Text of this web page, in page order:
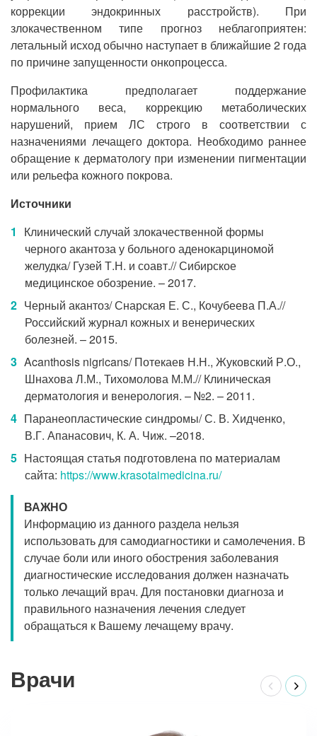
коррекции эндокринных расстройств). При
злокачественном типе прогноз неблагоприятен:
летальный исход обычно наступает в ближайшие 2 года
по причине запущенности онкопроцесса.
Профилактика предполагает поддержание
нормального веса, коррекцию метаболических
нарушений, прием ЛС строго в соответствии с
назначениями лечащего доктора. Необходимо раннее
обращение к дерматологу при изменении пигментации
или рельефа кожного покрова.
Источники
Клинический случай злокачественной формы
черного акантоза у больного аденокарциномой
желудка/ Гузей Т.Н. и соавт.// Сибирское
медицинское обозрение. – 2017.
Черный акантоз/ Снарская Е. С., Кочубеева П.А.//
Российский журнал кожных и венерических
болезней. – 2015.
Acanthosis nigricans/ Потекаев Н.Н., Жуковский Р.О.,
Шнахова Л.М., Тихомолова М.М.// Клиническая
дерматология и венерология. – №2. – 2011.
Паранеопластические синдромы/ С. В. Хидченко,
В.Г. Апанасович, К. А. Чиж. –2018.
Настоящая статья подготовлена по материалам
сайта: https://www.krasotaimedicina.ru/
ВАЖНО
Информацию из данного раздела нельзя
использовать для самодиагностики и самолечения. В
случае боли или иного обострения заболевания
диагностические исследования должен назначать
только лечащий врач. Для постановки диагноза и
правильного назначения лечения следует
обращаться к Вашему лечащему врачу.
Врачи